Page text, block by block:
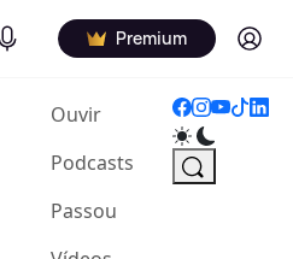
Podcasts Premium Log in
Ouvir(current)
Podcasts
Passou